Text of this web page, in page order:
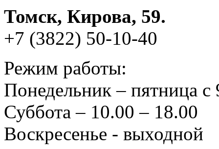
Томск, Кирова, 59.
+7 (3822) 50-10-40
Режим работы:
Понедельник – пятница с
Суббота – 10.00 – 18.00
Воскресенье - выходной